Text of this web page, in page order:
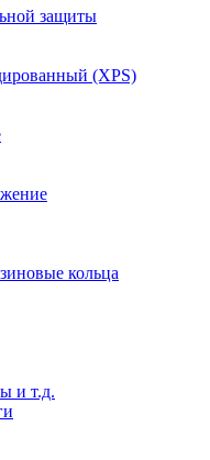
защиты
(XPS)
кольца
и т.д.